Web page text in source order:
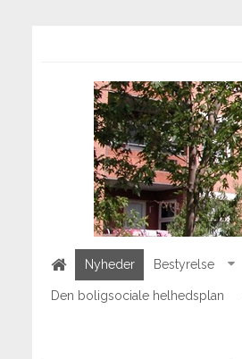
Nyheder Bestyrelse
Den boligsociale helhedsplan